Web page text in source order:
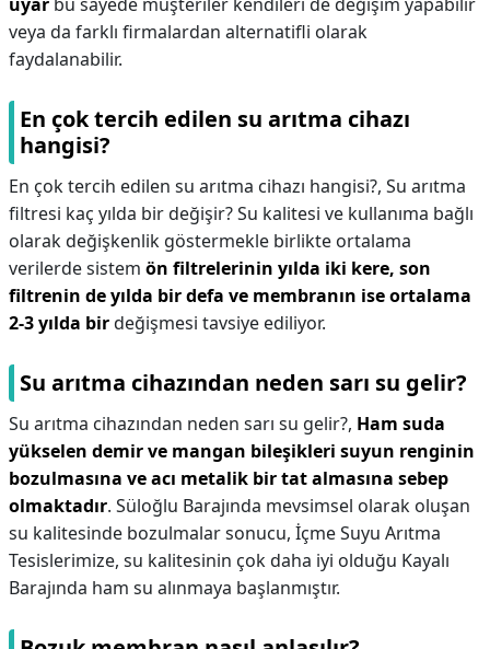
veya da farklı firmalardan alternatifli olarak
faydalanabilir.
En çok tercih edilen su arıtma cihazı
hangisi?
En çok tercih edilen su arıtma cihazı hangisi?, Su arıtma
filtresi kaç yılda bir değişir? Su kalitesi ve kullanıma bağlı
olarak değişkenlik göstermekle birlikte ortalama
verilerde sistem ön filtrelerinin yılda iki kere, son
filtrenin de yılda bir defa ve membranın ise ortalama
2-3 yılda birdeğişmesi tavsiye ediliyor.
Su arıtma cihazından neden sarı su gelir?
Su arıtma cihazından neden sarı su gelir?, Ham suda
yükselen demir ve mangan bileşikleri suyun renginin
bozulmasına ve acı metalik bir tat almasına sebep
olmaktadır. Süloğlu Barajında mevsimsel olarak oluşan
su kalitesinde bozulmalar sonucu, İçme Suyu Arıtma
Tesislerimize, su kalitesinin çok daha iyi olduğu Kayalı
Barajında ham su alınmaya başlanmıştır.